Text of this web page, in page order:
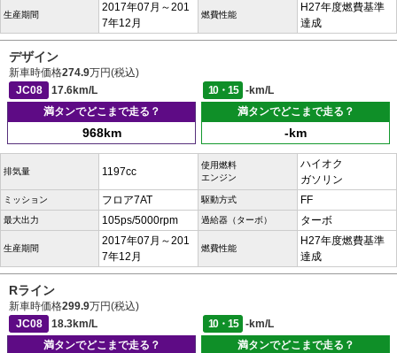
生産期間
2017年07月～201
7年12月
燃費性能
H27年度燃費基準
達成
デザイン
新車時価格274.9万円(税込)
JC08
17.6km/L 10・15
-km/L
満タンでどこまで走る？
968km
満タンでどこまで走る？
-km
排気量 1197cc
使用燃料
エンジン
ハイオク
ガソリン
ミッション フロア7AT 駆動方式 FF
最大出力 105ps/5000rpm 過給器（ターボ） ターボ
生産期間
2017年07月～201
7年12月
燃費性能
H27年度燃費基準
達成
Rライン
新車時価格299.9万円(税込)
JC08
18.3km/L 10・15
-km/L
満タンでどこまで走る？
満タンでどこまで走る？